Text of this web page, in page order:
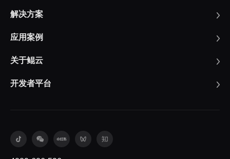
解决方案
应用案例
关于鲲云
开发者平台